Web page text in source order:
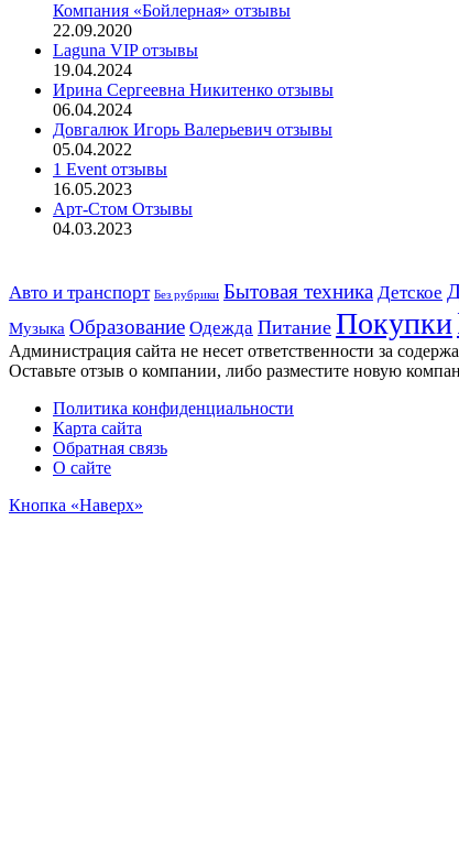
Компания «Бойлерная» отзывы
22.09.2020
Laguna VIP отзывы
19.04.2024
Ирина Сергеевна Никитенко отзывы
06.04.2024
Довгалюк Игорь Валерьевич отзывы
05.04.2022
1 Event отзывы
16.05.2023
Арт-Стом Отзывы
04.03.2023
Авто и транспорт Без рубрики Бытовая техника Детское
Музыка Образование Одежда Питание Покупки
Администрация сайта не несет ответственности за
Оставьте отзыв о компании, либо разместите новую
Политика конфиденциальности
Карта сайта
Обратная связь
О сайте
Кнопка «Наверх»